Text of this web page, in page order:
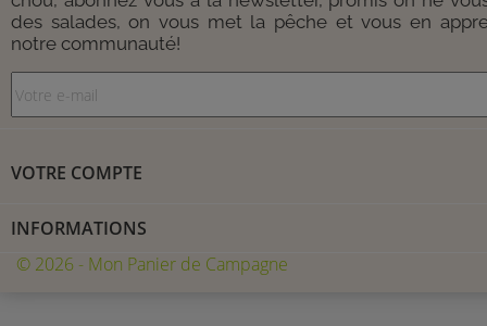
des salades, on vous met la pêche et vous en
notre communauté!
VOTRE COMPTE
INFORMATIONS
© 2026 - Mon Panier de Campagne